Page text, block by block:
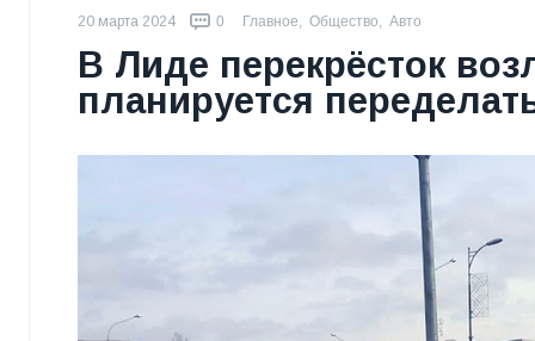
20 марта 2024 0 Главное, Общество, Авто
В Лиде перекрёсток
планируется